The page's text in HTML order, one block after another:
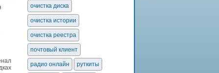
очистка диска
очистка истории
очистка реестра
почтовый клиент
радио онлайн руткиты